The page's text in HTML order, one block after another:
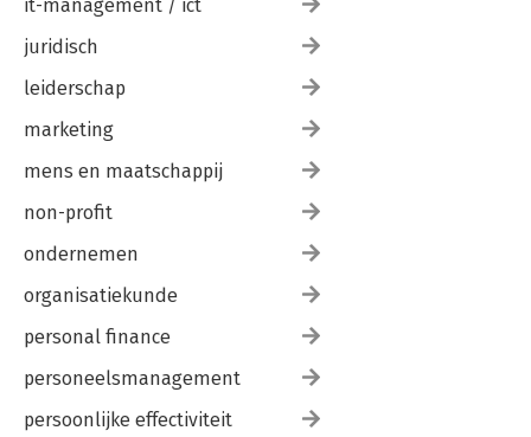
it-management / ict
juridisch
leiderschap
marketing
mens en maatschappij
non-profit
ondernemen
organisatiekunde
personal finance
personeelsmanagement
persoonlijke effectiviteit